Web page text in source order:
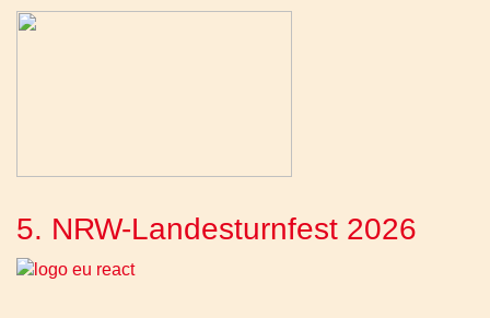
5. NRW-Landesturnfest 2026